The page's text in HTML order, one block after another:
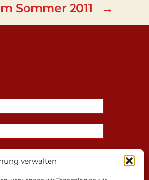
verwalten
→
Sommer 2011